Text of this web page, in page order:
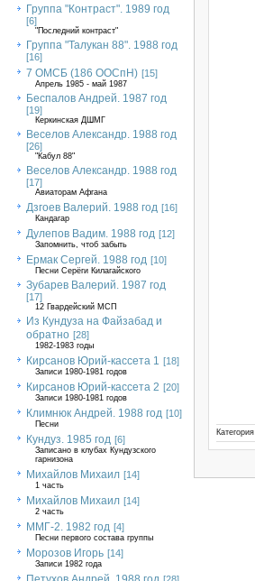
Группа "Контраст". 1989 год
[6]
"Последний контраст"
Группа "Талукан 88". 1988 год
[16]
7 ОМСБ (186 ООСпН) [15]
Апрель 1985 - май 1987
Беспалов Андрей. 1987 год
[19]
Керкинская ДШМГ
Веселов Александр. 1988 год
[26]
"Кабул 88"
Веселов Александр. 1988 год
[17]
Авиаторам Афгана
Дзгоев Валерий. 1988 год [16]
Кандагар
Дулепов Вадим. 1988 год [12]
Запомнить, чтоб забыть
Ермак Сергей. 1988 год [10]
Песни Серёги Килагайского
Зубарев Валерий. 1987 год
[17]
12 Гвардейский МСП
Из Кундуза на Файзабад и
обратно [28]
1982-1983 годы
Кирсанов Юрий-кассета 1 [18]
Записи 1980-1981 годов
Кирсанов Юрий-кассета 2 [20]
Записи 1980-1981 годов
Климнюк Андрей. 1988 год [10]
Песни
Кундуз. 1985 год [6]
Записано в клубах Кундузского
гарнизона
Михайлов Михаил [14]
1 часть
Михайлов Михаил [14]
2 часть
ММГ-2. 1982 год [4]
Песни первого состава группы
Морозов Игорь [14]
Записи 1982 года
Категория